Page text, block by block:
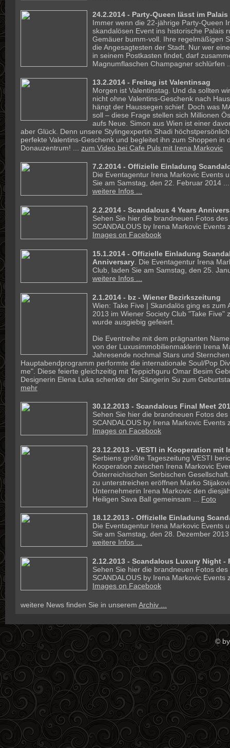
24.2.2014 - Party-Queen lässt im
Immer wenn die 22-jährige Party-Queen
skandalösen Event ins historische Palais
Gemäuer bumm-voll. Ihre regelmäßigen
die Angesagtesten der Stadt. Nur wer
in seinem Postkasten findet, darf
Magnumflaschen Champagner schlürfen
13.2.2014 - Freitag ist Valentinsag
Morgen ist Valentinstag. Und da sollten
nicht ohne Valentins-Geschenk nach
hängt der Haussegen schief. Doch was
soll – diese Frage stellen sich Millionen
aufs Neue. Simon aus Wien ist einer
aber Glück. Denn unsere Stylingexpertin Shadi
perfekte Valentins-Geschenk und begleitet ihn zum Shoppen in
Donauzentrum! ... zum Video bei Cafe Puls mit Irena Markovic
7.2.2014 - Offizielle Einladung
Die Eventagentur Irena Markovic Events
Sie am Samstag, den 22. Februar 2014 ...
weitere Infos ...
2.2.2014 - Scandalous 4 Years
Sehen Sie hier die brandneuen Fotos
SCANDALOUS by Irena Markovic Events
Images on Facebook
15.1.2014 - Offizielle Einladung
Anniversary . Die Eventagentur Irena
Club, laden Sie am Samstag, den 25.
weitere Infos ...
2.1.2014 - bz - Wiener Bezirkszeitung
Wien: Take Five | Skandalös ging es zum
2013 im Wiener Society Club "Take Five"
wurde ausgiebig gefeiert.
Die Eventreihe mit dem prägnanten
von der Luxusimmobilienmaklerin Irena
Jahresende nochmal Stars und
Hauptabendprogramm performte die internationale Soul/Pop
me". Diese feierte gleichzeitig mit Teppichguru Omar Besim
Designerin Elena Luka schenkte der Sängerin Su zum
mehr
30.12.2013 - Scandalous Final Meet
Sehen Sie hier die brandneuen Fotos
SCANDALOUS by Irena Markovic Events
Images on Facebook
23.12.2013 - VESTI in Kooperation mit
Serbiens größte Tageszeitung VESTI
Kooperation zwischen Irena Markovic
Österreichischen Serbischen
zu unterstreichen eröffnen Marko
Unternehmerin Irena Markovic den
Heiligen Sava Ball gemeinsam ... Foto
18.12.2013 - Offizielle Einladung
Die Eventagentur Irena Markovic Events
Sie am Samstag, den 28. Dezember
weitere Infos ...
2.12.2013 - Scandalous Luxury Night -
Sehen Sie hier die brandneuen Fotos
SCANDALOUS by Irena Markovic Events
Images on Facebook
weitere News finden Sie in unserem Archiv ...
©